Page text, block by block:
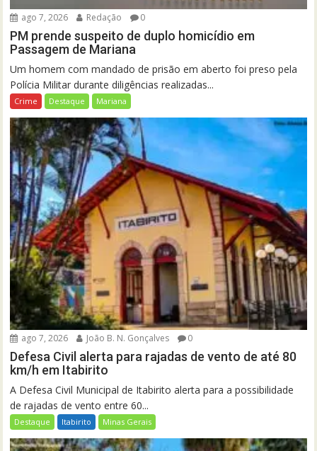
ago 7, 2026 Redação 0
PM prende suspeito de duplo homicídio em
Passagem de Mariana
Um homem com mandado de prisão em aberto foi preso pela
Polícia Militar durante diligências realizadas...
Crime Destaque Mariana
ago 7, 2026 João B. N. Gonçalves 0
Defesa Civil alerta para rajadas de vento de até 80
km/h em Itabirito
A Defesa Civil Municipal de Itabirito alerta para a possibilidade
de rajadas de vento entre 60...
Destaque Itabirito Minas Gerais